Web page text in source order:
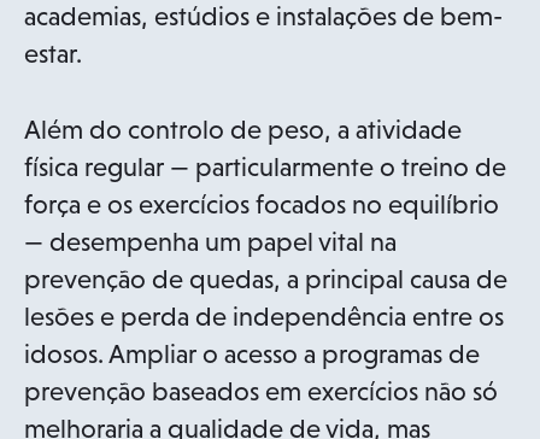
academias, estúdios e instalações de bem-
estar.
Além do controlo de peso, a atividade
física regular — particularmente o treino de
força e os exercícios focados no equilíbrio
— desempenha um papel vital na
prevenção de quedas, a principal causa de
lesões e perda de independência entre os
idosos. Ampliar o acesso a programas de
prevenção baseados em exercícios não só
melhoraria a qualidade de vida, mas